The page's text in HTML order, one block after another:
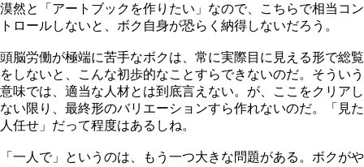
漠然と「アートブックを作りたい」なので、こちらで相当コン
トロールしないと、ボク自身が恐らく納得しないだろう。
頭脳労働が極端に苦手なボクは、常に実際目に見える形で総覧
をしないと、こんな初歩的なことすらできないのだ。そういう
意味では、適当な人材とは到底言えない。が、ここをクリアし
ない限り、最終形のバリエーションすら作れないのだ。「見た
人任せ」だって程度はあるしね。
「一人で」というのは、もう一つ大きな問題がある。ボクがや